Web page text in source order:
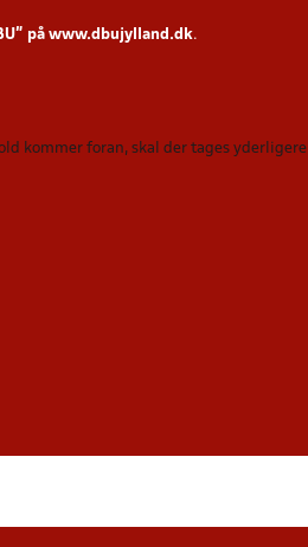
på www.dbujylland.dk.
kommer foran, skal der tages yderligere